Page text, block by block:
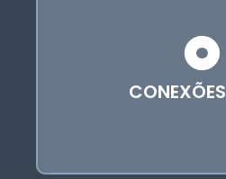
tubulação, reconhecidas
confiabilidade. A Tupy,
vasta experiência no
usinagem, produz